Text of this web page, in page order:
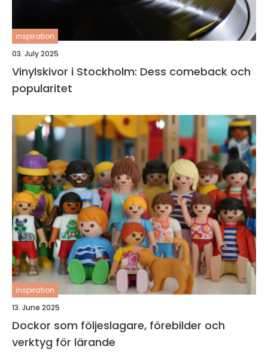
inspiration
03. July 2025
Vinylskivor i Stockholm: Dess comeback och
popularitet
inspiration
13. June 2025
Dockor som följeslagare, förebilder och
verktyg för lärande